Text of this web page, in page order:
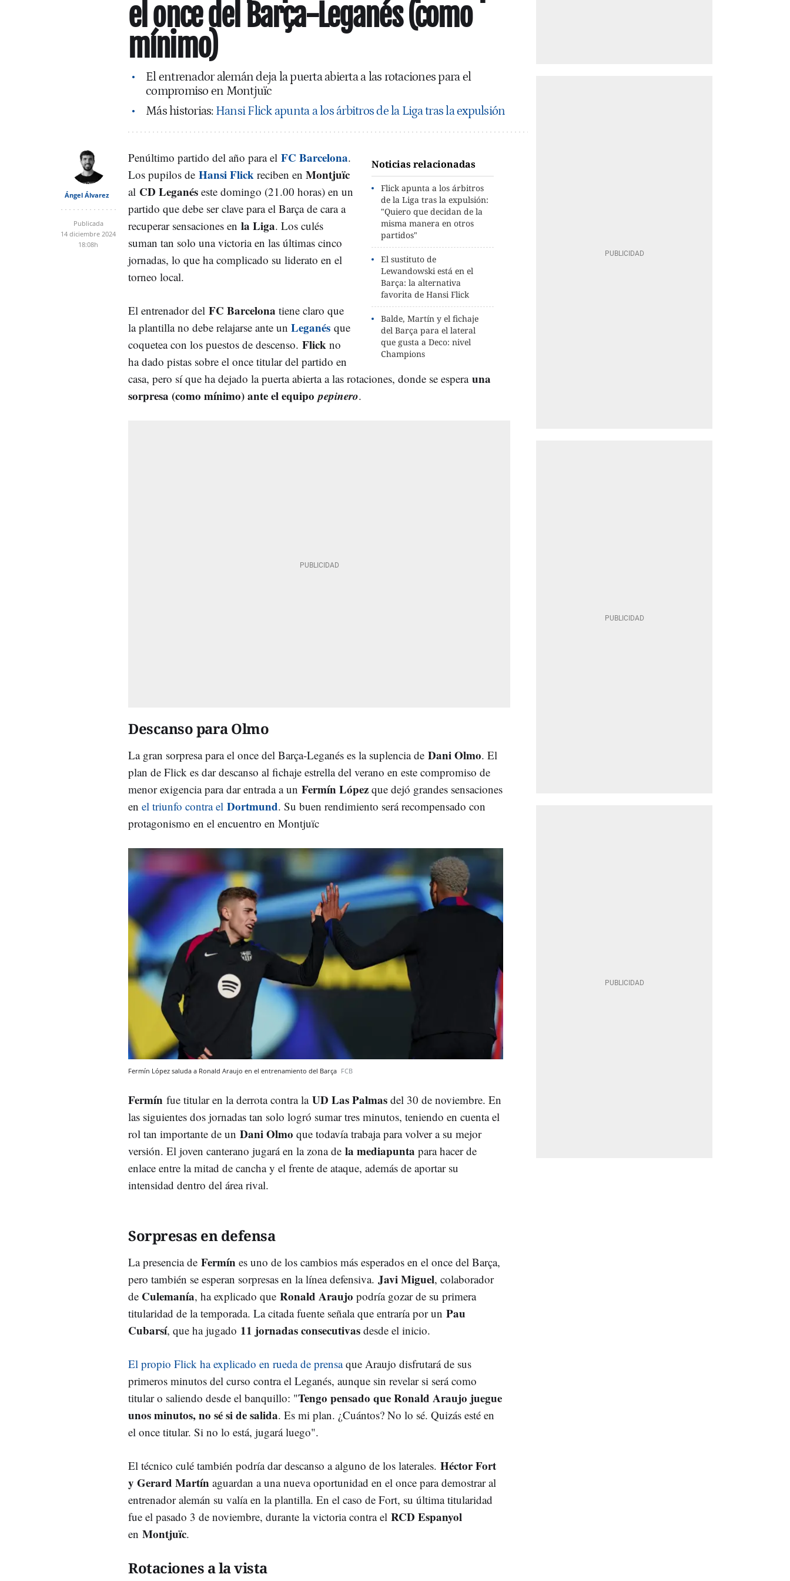
el once del Barça-Leganés (como
mínimo)
El entrenador alemán deja la puerta abierta a las rotaciones para el
compromiso en Montjuïc
Más historias: Hansi Flick apunta a los árbitros de la Liga tras la expulsión
Ángel Álvarez
Publicada
14 diciembre 2024
18:08h
Noticias relacionadas
Flick apunta a los árbitros
de la Liga tras la expulsión:
"Quiero que decidan de la
misma manera en otros
partidos"
El sustituto de
Lewandowski está en el
Barça: la alternativa
favorita de Hansi Flick
Balde, Martín y el fichaje
del Barça para el lateral
que gusta a Deco: nivel
Champions
Penúltimo partido del año para el FC Barcelona.
Los pupilos de Hansi Flick reciben en Montjuïc
al CD Leganés este domingo (21.00 horas) en un
partido que debe ser clave para el Barça de cara a
recuperar sensaciones en la Liga. Los culés
suman tan solo una victoria en las últimas cinco
jornadas, lo que ha complicado su liderato en el
torneo local.
El entrenador del FC Barcelona tiene claro que
la plantilla no debe relajarse ante un Leganés que
coquetea con los puestos de descenso. Flick no
ha dado pistas sobre el once titular del partido en
casa, pero sí que ha dejado la puerta abierta a las rotaciones, donde se espera una
sorpresa (como mínimo) ante el equipopepinero.
Descanso para Olmo
La gran sorpresa para el once del Barça-Leganés es la suplencia de Dani Olmo. El
plan de Flick es dar descanso al fichaje estrella del verano en este compromiso de
menor exigencia para dar entrada a un Fermín López que dejó grandes sensaciones
en el triunfo contra el Dortmund. Su buen rendimiento será recompensado con
protagonismo en el encuentro en Montjuïc
Fermín López saluda a Ronald Araujo en el entrenamiento del Barça FCB
Fermín fue titular en la derrota contra la UD Las Palmas del 30 de noviembre. En
las siguientes dos jornadas tan solo logró sumar tres minutos, teniendo en cuenta el
rol tan importante de un Dani Olmo que todavía trabaja para volver a su mejor
versión. El joven canterano jugará en la zona de la mediapunta para hacer de
enlace entre la mitad de cancha y el frente de ataque, además de aportar su
intensidad dentro del área rival.
Sorpresas en defensa
La presencia de Fermín es uno de los cambios más esperados en el once del Barça,
pero también se esperan sorpresas en la línea defensiva. Javi Miguel, colaborador
de Culemanía, ha explicado que Ronald Araujo podría gozar de su primera
titularidad de la temporada. La citada fuente señala que entraría por un Pau
Cubarsí, que ha jugado 11 jornadas consecutivas desde el inicio.
El propio Flick ha explicado en rueda de prensaque Araujo disfrutará de sus
primeros minutos del curso contra el Leganés, aunque sin revelar si será como
titular o saliendo desde el banquillo: "Tengo pensado que Ronald Araujo juegue
unos minutos, no sé si de salida. Es mi plan. ¿Cuántos? No lo sé. Quizás esté en
el once titular. Si no lo está, jugará luego".
El técnico culé también podría dar descanso a alguno de los laterales. Héctor Fort
y Gerard Martín aguardan a una nueva oportunidad en el once para demostrar al
entrenador alemán su valía en la plantilla. En el caso de Fort, su última titularidad
fue el pasado 3 de noviembre, durante la victoria contra el RCD Espanyol
en Montjuïc.
Rotaciones a la vista